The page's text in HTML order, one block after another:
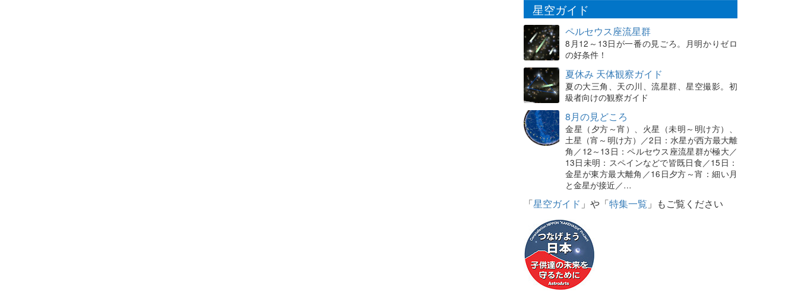
星空ガイド
ペルセウス座流星群
8月12～13日が一番の見ごろ。月明かりゼロ
の好条件！
夏休み 天体観察ガイド
夏の大三角、天の川、流星群、星空撮影。初
級者向けの観察ガイド
8月の見どころ
金星（夕方～宵）、火星（未明～明け方）、
土星（宵～明け方）／2日：水星が西方最大離
角／12～13日：ペルセウス座流星群が極大／
13日未明：スペインなどで皆既日食／15日：
金星が東方最大離角／16日夕方～宵：細い月
と金星が接近／…
「星空ガイド 」や「特集一覧 」もご覧ください